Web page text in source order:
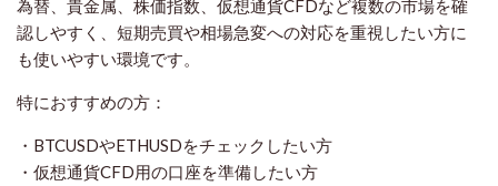
為替、貴金属、株価指数、仮想通貨CFDなど複数の市場を確
認しやすく、短期売買や相場急変への対応を重視したい方に
も使いやすい環境です。
特におすすめの方：
・BTCUSDやETHUSDをチェックしたい方
・仮想通貨CFD用の口座を準備したい方